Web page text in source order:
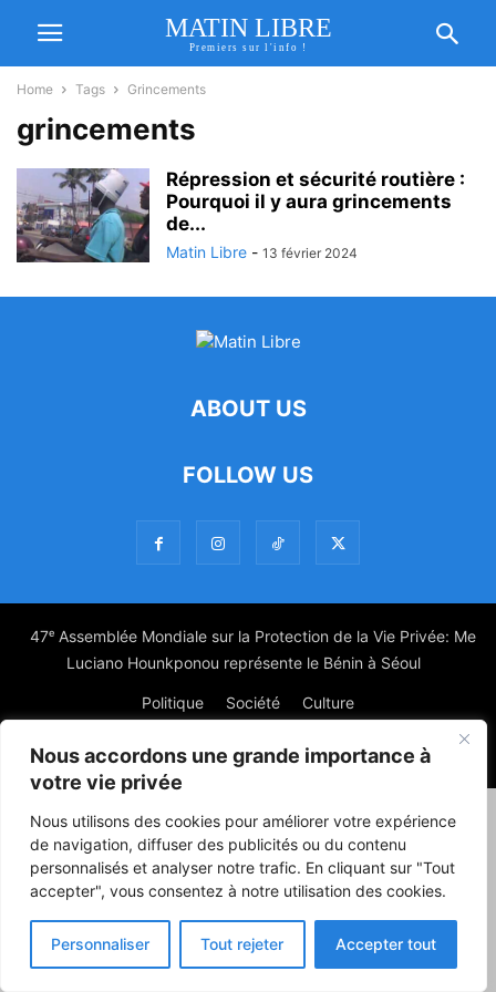
Nous accordons une grande importance à
votre vie privée
Nous utilisons des cookies pour améliorer votre expérience
de navigation, diffuser des publicités ou du contenu
personnalisés et analyser notre trafic. En cliquant sur "Tout
accepter", vous consentez à notre utilisation des cookies.
Personnaliser Tout rejeter Accepter tout
MATIN LIBRE
Premiers sur l'info !
Home Tags Grincements
grincements
Répression et sécurité routière :
Pourquoi il y aura grincements
de...
Matin Libre - 13 février 2024
ABOUT US
FOLLOW US
47ᵉ Assemblée Mondiale sur la Protection de la Vie Privée: Me
Luciano Hounkponou représente le Bénin à Séoul
Politique Société Culture
© Powered by digitXplus Francophone